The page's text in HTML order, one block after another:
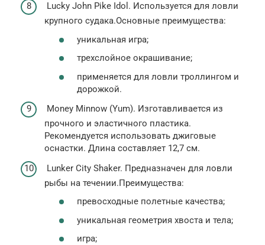
Lucky John Pike Idol. Используется для ловли
крупного судака.Основные преимущества:
уникальная игра;
трехслойное окрашивание;
применяется для ловли троллингом и
дорожкой.
Money Minnow (Yum). Изготавливается из
прочного и эластичного пластика.
Рекомендуется использовать джиговые
оснастки. Длина составляет 12,7 см.
Lunker City Shaker. Предназначен для ловли
рыбы на течении.Преимущества:
превосходные полетные качества;
уникальная геометрия хвоста и тела;
игра;